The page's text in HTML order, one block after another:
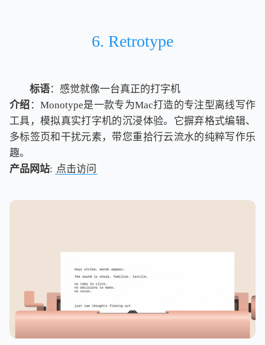
6. Retrotype
标语：感觉就像一台真正的打字机
介绍 ：Monotype是一款专为Mac打造的专注型离线写作
工具，模拟真实打字机的沉浸体验。它摒弃格式编辑、
多标签页和干扰元素，带您重拾行云流水的纯粹写作乐
趣。
产品网站: 点击访问